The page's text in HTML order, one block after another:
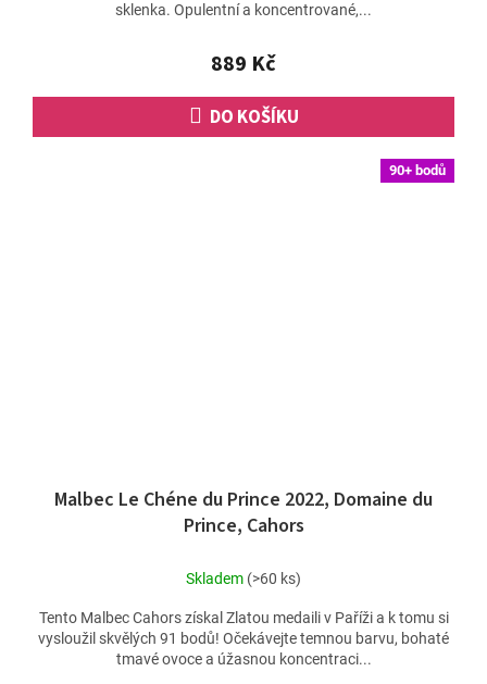
889 Kč
DO KOŠÍKU
sklenka. Opulentní a koncentrované,...
90+ bodů
Malbec Le Chéne du Prince 2022, Domaine du
Prince, Cahors
Skladem (>60 ks)
Tento Malbec Cahors získal Zlatou medaili v Paříži a k tomu si
vysloužil skvělých 91 bodů! Očekávejte temnou barvu, bohaté
tmavé ovoce a úžasnou koncentraci...